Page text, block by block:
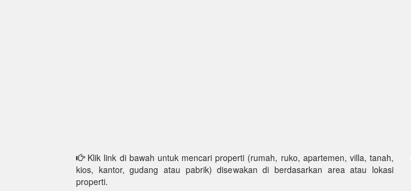
Klik link di bawah untuk mencari properti (rumah, ruko, apartemen, villa, tanah,
kios, kantor, gudang atau pabrik) disewakan di berdasarkan area atau lokasi
properti.